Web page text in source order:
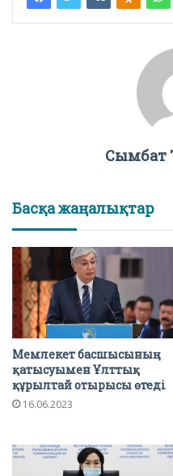
Сымбат
Басқа жаңалықтар
Мемлекет басшысының
қатысуымен Ұлттық
құрылтай отырысы өтеді
16.06.2023